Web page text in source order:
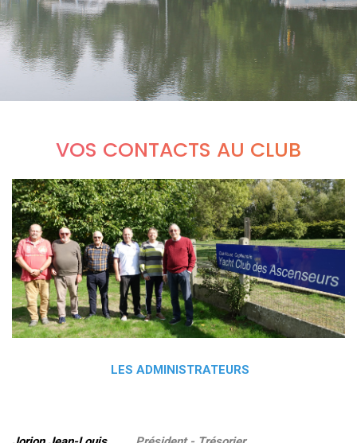
VOS CONTACTS AU CLUB
LES ADMINISTRATEURS